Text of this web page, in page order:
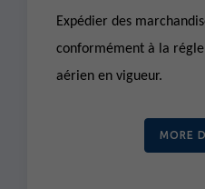
Expédier des
conformément à la
aérien en vigueur.
MORE